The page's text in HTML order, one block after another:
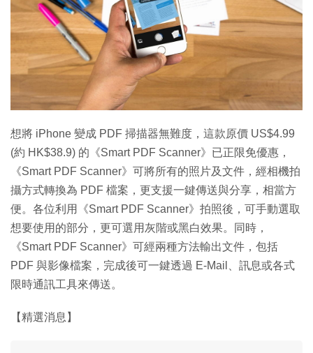
想將 iPhone 變成 PDF 掃描器無難度，這款原價 US$4.99
(約 HK$38.9) 的《Smart PDF Scanner》已正限免優惠，
《Smart PDF Scanner》可將所有的照片及文件，經相機拍
攝方式轉換為 PDF 檔案，更支援一鍵傳送與分享，相當方
便。各位利用《Smart PDF Scanner》拍照後，可手動選取
想要使用的部分，更可選用灰階或黑白效果。同時，
《Smart PDF Scanner》可經兩種方法輸出文件，包括
PDF 與影像檔案，完成後可一鍵透過 E-Mail、訊息或各式
限時通訊工具來傳送。
【精選消息】